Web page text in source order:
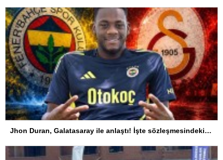
Jhon Duran, Galatasaray ile anlaştı! İşte sözleşmesindeki özel madde